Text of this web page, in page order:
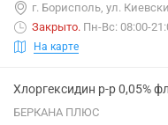
г. Борисполь, ул.
Закрыто. Пн-Вс: 08:00-
На карте
Хлоргексидин р-р 0,05%
БЕРКАНА ПЛЮС